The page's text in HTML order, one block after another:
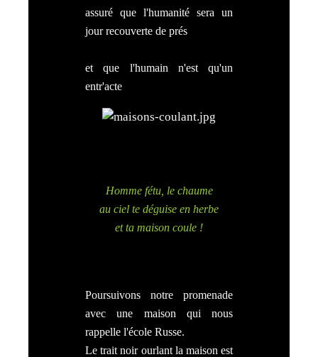
assuré que l'humanité sera un
jour recouverte de prés
et que l'humain n'est qu'un
entr'acte
Homme fétu, le chaume
au ciel te déguise en herbe
et ta maison coule !
Poursuivons notre promenade
avec une maison qui nous
rappelle l'école Russe.
Le trait noir ourlant la maison est